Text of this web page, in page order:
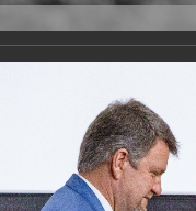
Версия для